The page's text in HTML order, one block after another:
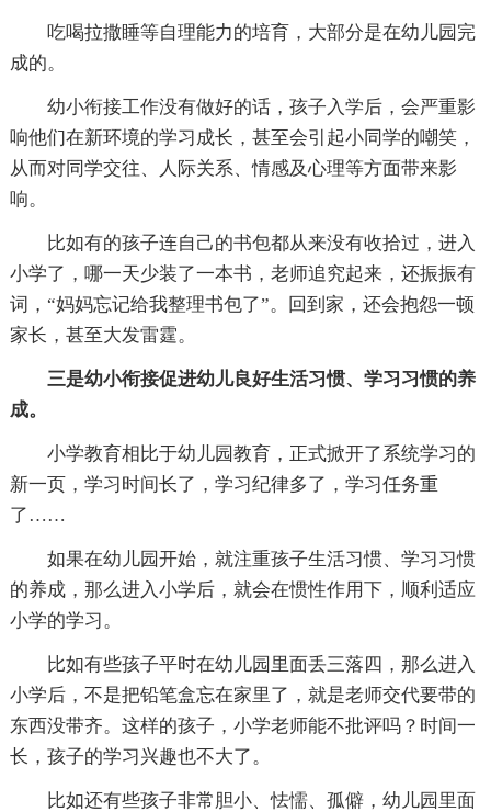
吃喝拉撒睡等自理能力的培育，大部分是在幼儿园完
成的。
幼小衔接工作没有做好的话，孩子入学后，会严重影
响他们在新环境的学习成长，甚至会引起小同学的嘲笑，
从而对同学交往、人际关系、情感及心理等方面带来影
响。
比如有的孩子连自己的书包都从来没有收拾过，进入
小学了，哪一天少装了一本书，老师追究起来，还振振有
词，“妈妈忘记给我整理书包了”。回到家，还会抱怨一顿
家长，甚至大发雷霆。
三是幼小衔接促进幼儿良好生活习惯、学习习惯的养
成。
小学教育相比于幼儿园教育，正式掀开了系统学习的
新一页，学习时间长了，学习纪律多了，学习任务重
了……
如果在幼儿园开始，就注重孩子生活习惯、学习习惯
的养成，那么进入小学后，就会在惯性作用下，顺利适应
小学的学习。
比如有些孩子平时在幼儿园里面丢三落四，那么进入
小学后，不是把铅笔盒忘在家里了，就是老师交代要带的
东西没带齐。这样的孩子，小学老师能不批评吗？时间一
长，孩子的学习兴趣也不大了。
比如还有些孩子非常胆小、怯懦、孤僻，幼儿园里面